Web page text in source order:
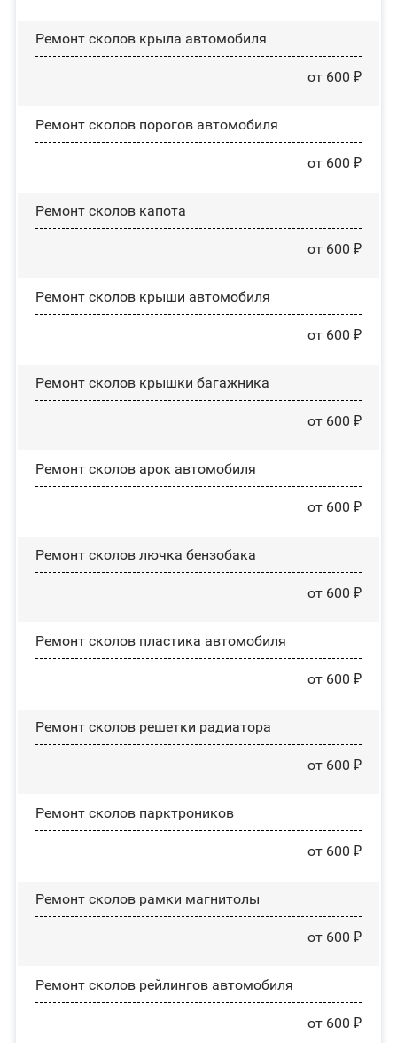
Ремонт сколов крыла автомобиля
от 600 ₽
Ремонт сколов порогов автомобиля
от 600 ₽
Ремонт сколов капота
от 600 ₽
Ремонт сколов крыши автомобиля
от 600 ₽
Ремонт сколов крышки багажника
от 600 ₽
Ремонт сколов арок автомобиля
от 600 ₽
Ремонт сколов лючка бензобака
от 600 ₽
Ремонт сколов пластика автомобиля
от 600 ₽
Ремонт сколов решетки радиатора
от 600 ₽
Ремонт сколов парктроников
от 600 ₽
Ремонт сколов рамки магнитолы
от 600 ₽
Ремонт сколов рейлингов автомобиля
от 600 ₽